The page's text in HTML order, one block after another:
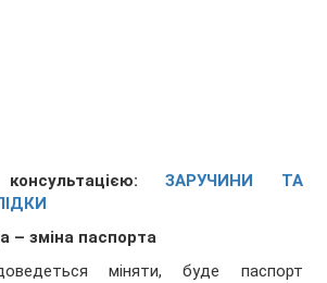
консультацією:ЗАРУЧИНИ ТА
– зміна паспорта
міняти, буде паспорт